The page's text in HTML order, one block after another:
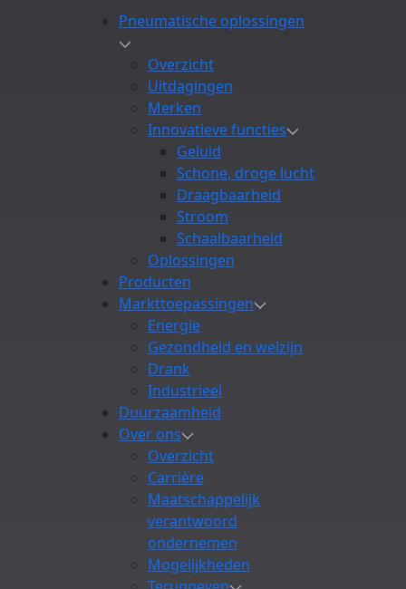
Pneumatische oplossingen
Overzicht
Uitdagingen
Merken
Innovatieve functies
Geluid
Schone, droge lucht
Draagbaarheid
Stroom
Schaalbaarheid
Oplossingen
Producten
Markttoepassingen
Energie
Gezondheid en welzijn
Drank
Industrieel
Duurzaamheid
Over ons
Overzicht
Carrière
Maatschappelijk
verantwoord
ondernemen
Mogelijkheden